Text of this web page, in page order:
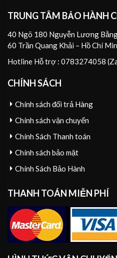
TRUNG TÂM BẢO HÀNH
40 Ngõ 180 Nguyễn Lương
60 Trần Quang Khải – Hồ Chí
Hotline Hỗ trợ : 0783274058
CHÍNH SÁCH
Chính sách đổi trả Hàng
Chính sách vận chuyển
Chính Sách Thanh toán
Chính sách bảo mật
Chính Sách Bảo Hành
THANH TOÁN MIỄN PHÍ